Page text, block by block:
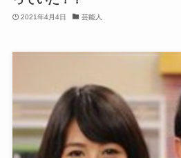
2021年4月4日 芸能人